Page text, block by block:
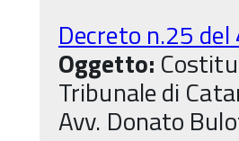
Decreto n.25
Oggetto:
Tribunale di
Avv. Donato